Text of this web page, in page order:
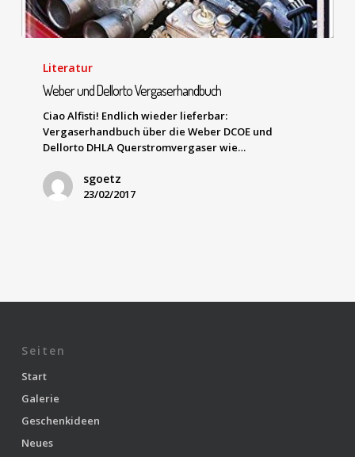
Literatur
Weber und Dellorto Vergaserhandbuch
Ciao Alfisti! Endlich wieder lieferbar:
Vergaserhandbuch über die Weber DCOE und
Dellorto DHLA Querstromvergaser wie…
sgoetz
23/02/2017
Seiten
Start
Galerie
Geschenkideen
Neues